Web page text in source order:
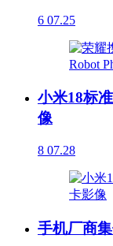
6 07.25
小米18标
像
8 07.28
手机厂商